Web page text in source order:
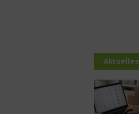
Aktuelles